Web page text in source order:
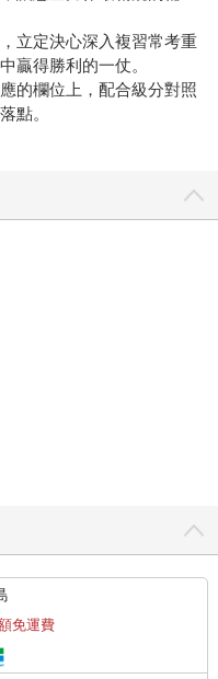
立定決心深入複習常考重
贏得勝利的一仗。
的欄位上，配合級分對照
點。
免運費